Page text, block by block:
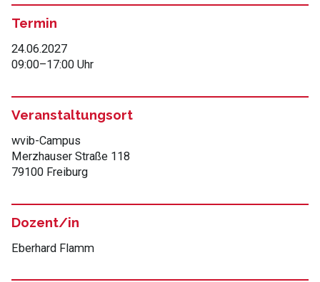
Termin
24.06.2027
09:00–17:00 Uhr
Veranstaltungsort
wvib-Campus
Merzhauser Straße 118
79100 Freiburg
Dozent/in
Eberhard Flamm